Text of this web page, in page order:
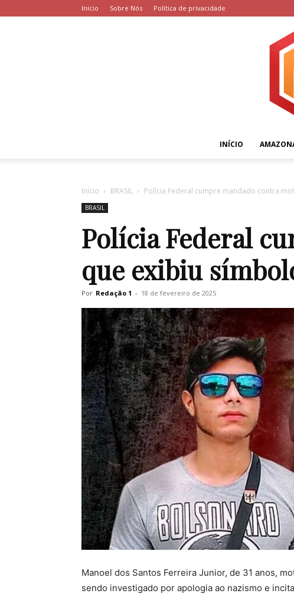
Início Sobre Nós Política de privacidade
INÍCIO
Início BRASIL Polícia Federal cumpre mandado contra
BRASIL
Polícia Federal
que exibiu
Por Redação 1 - 18 de fevereiro de 2025
Manoel dos Santos Ferreira Junior, de 31 anos,
sendo investigado por apologia ao nazismo e